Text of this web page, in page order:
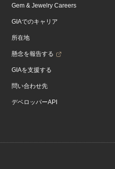
Gem & Jewelry Careers
GIAでのキャリア
所在地
懸念を報告する
GIAを支援する
問い合わせ先
デベロッパーAPI